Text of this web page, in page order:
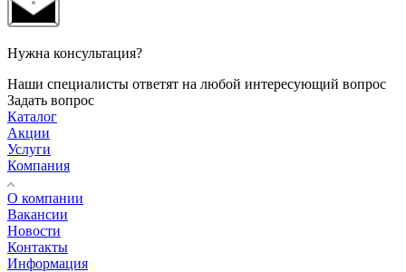
Нужна консультация?
Наши специалисты ответят на любой интересующий вопрос
Задать вопрос
Каталог
Акции
Услуги
Компания
О компании
Вакансии
Новости
Контакты
Информация